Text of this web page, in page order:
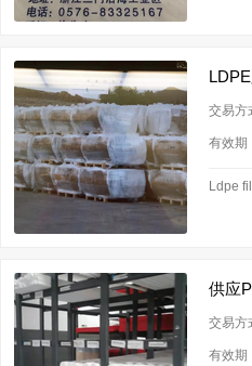
交易方
有效期
Ldpe
供应
交易方
有效期